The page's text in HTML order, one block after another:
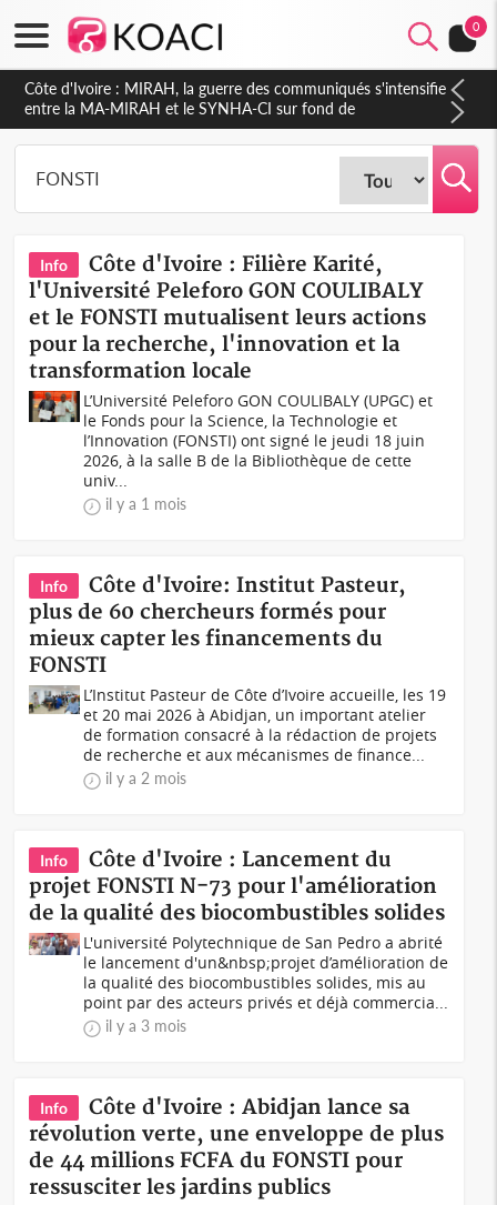
0
Côte d'Ivoire : Indépendance 2026, Thiam plaide pour un
environnement démocratique plus apaisé
Info
Côte d'Ivoire : Filière Karité,
l'Université Peleforo GON COULIBALY
et le FONSTI mutualisent leurs actions
pour la recherche, l'innovation et la
transformation locale
L’Université Peleforo GON COULIBALY (UPGC) et
le Fonds pour la Science, la Technologie et
l’Innovation (FONSTI) ont signé le jeudi 18 juin
2026, à la salle B de la Bibliothèque de cette
univ...
il y a 1 mois
Info
Côte d'Ivoire: Institut Pasteur,
plus de 60 chercheurs formés pour
mieux capter les financements du
FONSTI
L’Institut Pasteur de Côte d’Ivoire accueille, les 19
et 20 mai 2026 à Abidjan, un important atelier
de formation consacré à la rédaction de projets
de recherche et aux mécanismes de finance...
il y a 2 mois
Info
Côte d'Ivoire : Lancement du
projet FONSTI N-73 pour l'amélioration
de la qualité des biocombustibles solides
L'université Polytechnique de San Pedro a abrité
le lancement d'un&nbsp;projet d’amélioration de
la qualité des biocombustibles solides, mis au
point par des acteurs privés et déjà commercia...
il y a 3 mois
Info
Côte d'Ivoire : Abidjan lance sa
révolution verte, une enveloppe de plus
de 44 millions FCFA du FONSTI pour
ressusciter les jardins publics